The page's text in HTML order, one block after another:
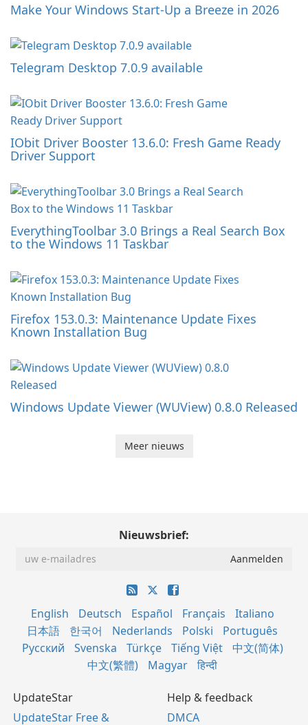
Make Your Windows Start-Up a Breeze in 2026
Telegram Desktop 7.0.9 available
IObit Driver Booster 13.6.0: Fresh Game Ready
Driver Support
EverythingToolbar 3.0 Brings a Real Search Box
to the Windows 11 Taskbar
Firefox 153.0.3: Maintenance Update Fixes
Known Installation Bug
Windows Update Viewer (WUView) 0.8.0 Released
Meer nieuws
Nieuwsbrief:
English Deutsch Español Français
Italiano
日本語
한국어 Nederlands Polski
Português
Русский
Svenska Türkçe Tiếng Việt
中文(简体)
中文(繁體)
Magyar हिन्दी
UpdateStar
UpdateStar Free &
Help & feedback
DMCA